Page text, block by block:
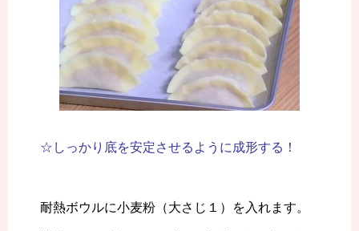
☆しっかり底を安定させるように成形する！
耐熱ボウルに小麦粉（大さじ１）を入れます。